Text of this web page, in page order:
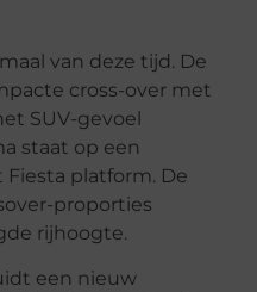
van deze tijd. De
cross-over met
SUV-gevoel
staat op een
platform. De
proporties
rijhoogte.
een nieuw